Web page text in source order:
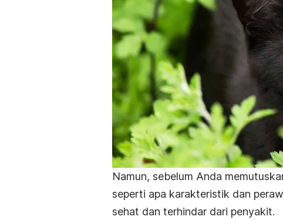
Namun, sebelum Anda
seperti apa karakteristik dan
sehat dan terhindar dari penyakit.